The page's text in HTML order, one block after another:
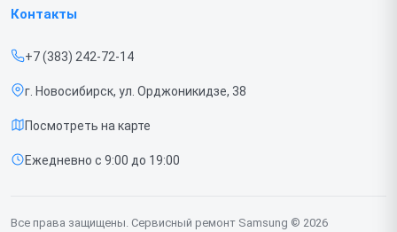
Срочный ремонт
Доставка и способы оплаты
Диагностика
Контакты
Телефонов
Контакты
+7 (383) 242-72-14
г. Новосибирск, ул. Орджоникидзе, 38
Посмотреть на карте
Ежедневно с 9:00 до 19:00
Все права защищены. Сервисный ремонт Samsung © 2026